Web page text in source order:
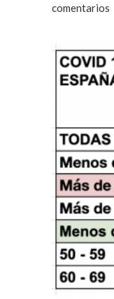
comentarios